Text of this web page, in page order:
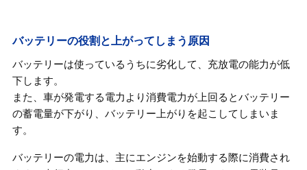
バッテリーの役割と上がってしまう原因
バッテリーは使っているうちに劣化して、充放電の能力が低
下します。
また、車が発電する電力より消費電力が上回るとバッテリー
の蓄電量が下がり、バッテリー上がりを起こしてしまいま
す。
バッテリーの電力は、主にエンジンを始動する際に消費され